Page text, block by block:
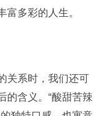
富多彩的人生。
关系时，我们还可
的含义。“酸甜苦辣